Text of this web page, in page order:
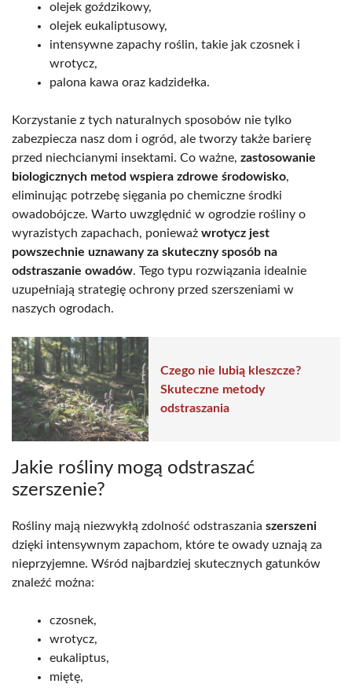
olejek goździkowy,
olejek eukaliptusowy,
intensywne zapachy roślin, takie jak czosnek i
wrotycz,
palona kawa oraz kadzidełka.
Korzystanie z tych naturalnych sposobów nie tylko
zabezpiecza nasz dom i ogród, ale tworzy także barierę
przed niechcianymi insektami. Co ważne, zastosowanie
biologicznych metod wspiera zdrowe środowisko,
eliminując potrzebę sięgania po chemiczne środki
owadobójcze. Warto uwzględnić w ogrodzie rośliny o
wyrazistych zapachach, ponieważ wrotycz jest
powszechnie uznawany za skuteczny sposób na
odstraszanie owadów. Tego typu rozwiązania idealnie
uzupełniają strategię ochrony przed szerszeniami w
naszych ogrodach.
Czego nie lubią kleszcze?
Skuteczne metody
odstraszania
Jakie rośliny mogą odstraszać
szerszenie?
Rośliny mają niezwykłą zdolność odstraszania szerszeni
dzięki intensywnym zapachom, które te owady uznają za
nieprzyjemne. Wśród najbardziej skutecznych gatunków
znaleźć można:
czosnek,
wrotycz,
eukaliptus,
miętę,